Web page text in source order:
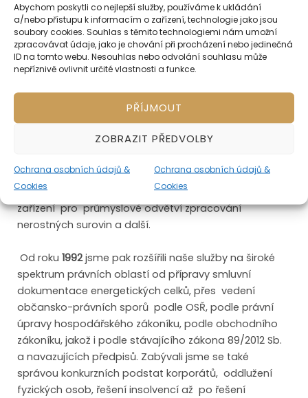
Abychom poskytli co nejlepší služby, používáme k ukládání
a/nebo přístupu k informacím o zařízení, technologie jako jsou
soubory cookies. Souhlas s těmito technologiemi nám umožní
zpracovávat údaje, jako je chování při procházení nebo jedinečná
ID na tomto webu. Nesouhlas nebo odvolání souhlasu může
nepříznivě ovlivnit určité vlastnosti a funkce.
PŘÍJMOUT
ZOBRAZIT PŘEDVOLBY
Ochrana osobních údajů &
Cookies
Ochrana osobních údajů &
Cookies
více než 3500 sporech a tomu odpovídajících
odborných znalostí. Po úspěšném absolvování
právnické fakulty v roce1982jsme získávali praxi nejen
v českých, ale i zahraničních podnicích, kde jsme se
věnovali právním záležitostem spojených s přípravou
a uzavíráním kupních smluv, mezinárodních kupních
smluv a smlouvy o dílo, které složily jako právní základ
pro export zboží při uskutečňování mezinárodně
právních transakcí, zejména s vybranými vývozními
prostřednictví podniků zahraničního obchodu,
v oblasti stavebnictví , strojně-technologického
zařízení pro průmyslové odvětví zpracování
nerostných surovin a další.
Od roku 1992jsme pak rozšířili naše služby na široké
spektrum právních oblastí od přípravy smluvní
dokumentace energetických celků, přes vedení
občansko-právních sporů podle OSŘ, podle právní
úpravy hospodářského zákoníku, podle obchodního
zákoníku, jakož i podle stávajícího zákona 89/2012 Sb.
a navazujících předpisů. Zabývali jsme se také
správou konkurzních podstat korporátů, oddlužení
fyzických osob, řešení insolvencí až po řešení